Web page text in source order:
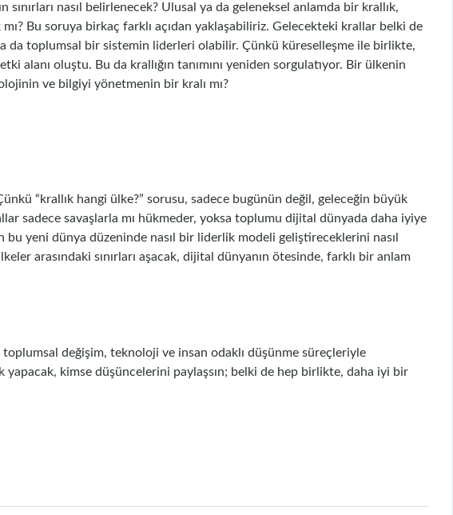
sınırları nasıl belirlenecek? Ulusal ya da geleneksel anlamda bir krallık,
mı? Bu soruya birkaç farklı açıdan yaklaşabiliriz. Gelecekteki krallar belki de
da toplumsal bir sistemin liderleri olabilir. Çünkü küreselleşme ile birlikte,
alanı oluştu. Bu da krallığın tanımını yeniden sorgulatıyor. Bir ülkenin
ve bilgiyi yönetmenin bir kralı mı?
“krallık hangi ülke?” sorusu, sadece bugünün değil, geleceğin büyük
sadece savaşlarla mı hükmeder, yoksa toplumu dijital dünyada daha iyiye
bu yeni dünya düzeninde nasıl bir liderlik modeli geliştireceklerini nasıl
arasındaki sınırları aşacak, dijital dünyanın ötesinde, farklı bir anlam
değişim, teknoloji ve insan odaklı düşünme süreçleriyle
yapacak, kimse düşüncelerini paylaşsın; belki de hep birlikte, daha iyi bir